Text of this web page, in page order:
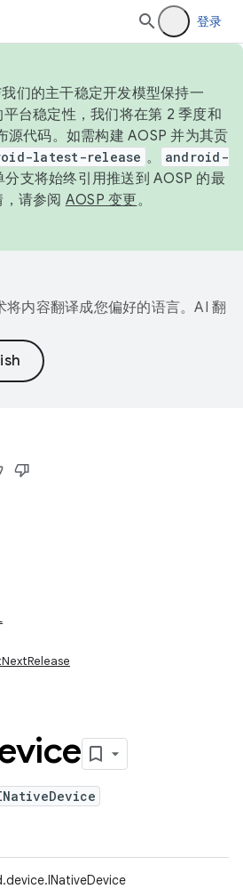
登录
们的主干稳定开发模型保持一
台稳定性，我们将在第 2 季度和
源代码。如需构建 AOSP 并为其贡
latest-release 。
android-
分支将始终引用推送到 AOSP 的最
请参阅 AOSP 变更。
内容翻译成您偏好的语言。AI 翻